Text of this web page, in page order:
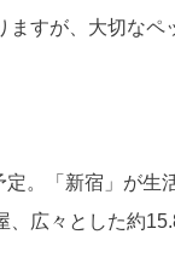
ますが、大切な
。「新宿」が
、広々とした約